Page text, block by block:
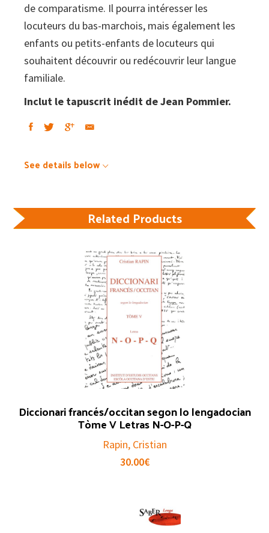
de comparatisme. Il pourra intéresser les
locuteurs du bas-marchois, mais également les
enfants ou petits-enfants de locuteurs qui
souhaitent découvrir ou redécouvrir leur langue
familiale.
Inclut le tapuscrit inédit de Jean Pommier.
See details below
Related Products
Diccionari francés/occitan segon lo lengadocian
Tòme V Letras N-O-P-Q
Rapin, Cristian
30.00€